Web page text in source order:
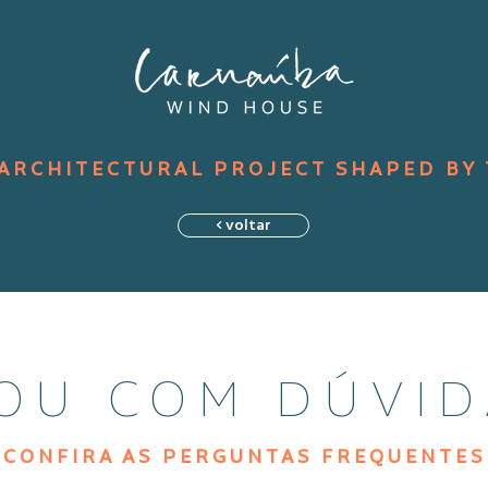
PROJECT SHAPED BY
< voltar
COM
CONFIRA AS PERGUNTAS FREQUENTES